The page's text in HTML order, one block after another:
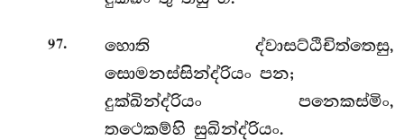
97.
හොති ද්වාසට්ඨිචිත්තෙසු,
සොමනස්සින්ද්රියං පන;
දුක්ඛින්ද්රියං පනෙකස්මිං,
තථෙකම්හි සුඛින්ද්රියං.